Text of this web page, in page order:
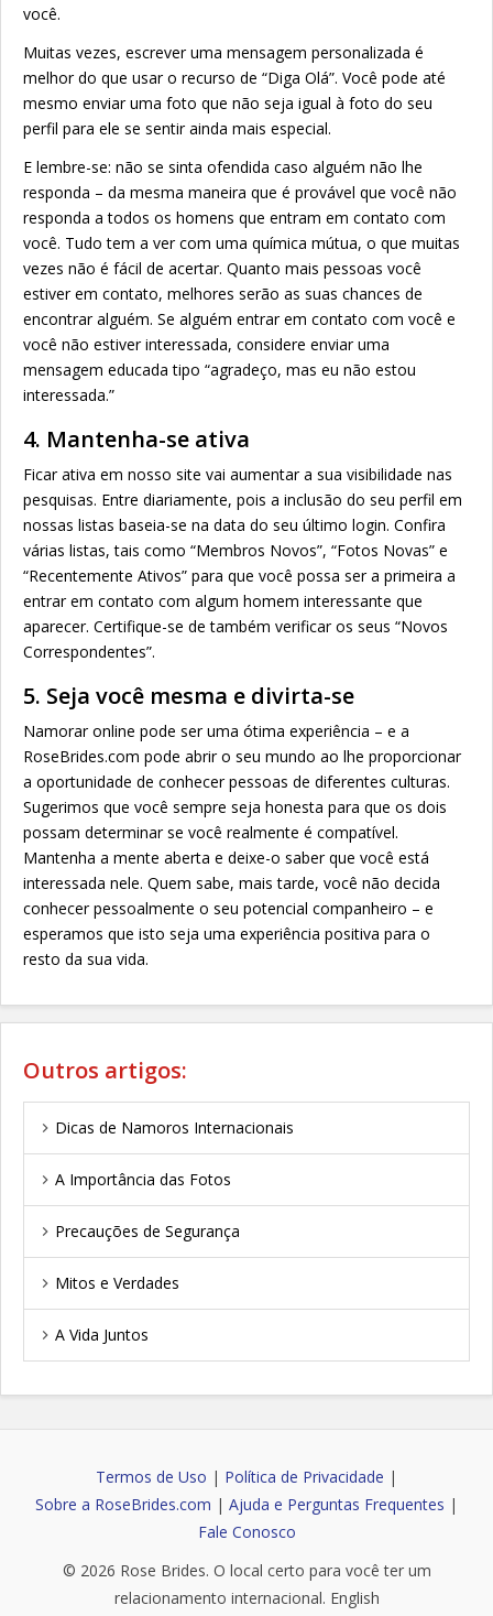
você.
Muitas vezes, escrever uma mensagem personalizada é
melhor do que usar o recurso de “Diga Olá”. Você pode até
mesmo enviar uma foto que não seja igual à foto do seu
perfil para ele se sentir ainda mais especial.
E lembre-se: não se sinta ofendida caso alguém não lhe
responda – da mesma maneira que é provável que você não
responda a todos os homens que entram em contato com
você. Tudo tem a ver com uma química mútua, o que muitas
vezes não é fácil de acertar. Quanto mais pessoas você
estiver em contato, melhores serão as suas chances de
encontrar alguém. Se alguém entrar em contato com você e
você não estiver interessada, considere enviar uma
mensagem educada tipo “agradeço, mas eu não estou
interessada.”
4. Mantenha-se ativa
Ficar ativa em nosso site vai aumentar a sua visibilidade nas
pesquisas. Entre diariamente, pois a inclusão do seu perfil em
nossas listas baseia-se na data do seu último login. Confira
várias listas, tais como “Membros Novos”, “Fotos Novas” e
“Recentemente Ativos” para que você possa ser a primeira a
entrar em contato com algum homem interessante que
aparecer. Certifique-se de também verificar os seus “Novos
Correspondentes”.
5. Seja você mesma e divirta-se
Namorar online pode ser uma ótima experiência – e a
RoseBrides.com pode abrir o seu mundo ao lhe proporcionar
a oportunidade de conhecer pessoas de diferentes culturas.
Sugerimos que você sempre seja honesta para que os dois
possam determinar se você realmente é compatível.
Mantenha a mente aberta e deixe-o saber que você está
interessada nele. Quem sabe, mais tarde, você não decida
conhecer pessoalmente o seu potencial companheiro – e
esperamos que isto seja uma experiência positiva para o
resto da sua vida.
Outros artigos:
Dicas de Namoros Internacionais
A Importância das Fotos
Precauções de Segurança
Mitos e Verdades
A Vida Juntos
Termos de Uso | Política de Privacidade |
Sobre a RoseBrides.com | Ajuda e Perguntas Frequentes |
Fale Conosco
© 2026 Rose Brides. O local certo para você ter um
relacionamento internacional. English